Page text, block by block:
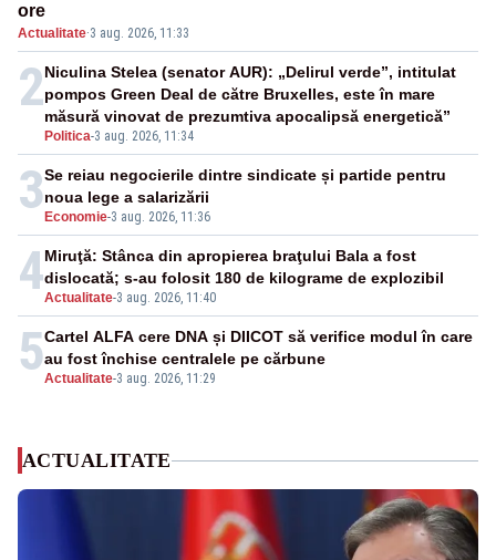
ore
Actualitate·3 aug. 2026, 11:33
2
Politica-3 aug. 2026, 11:34
Niculina Stelea (senator AUR): „Delirul verde”, intitulat
pompos Green Deal de către Bruxelles, este în mare
măsură vinovat de prezumtiva apocalipsă energetică”
3 Economie-3 aug. 2026, 11:36
Se reiau negocierile dintre sindicate și partide pentru
noua lege a salarizării
4Actualitate-3 aug. 2026, 11:40
Miruţă: Stânca din apropierea braţului Bala a fost
dislocată; s-au folosit 180 de kilograme de explozibil
5Actualitate-3 aug. 2026, 11:29
Cartel ALFA cere DNA și DIICOT să verifice modul în care
au fost închise centralele pe cărbune
ACTUALITATE